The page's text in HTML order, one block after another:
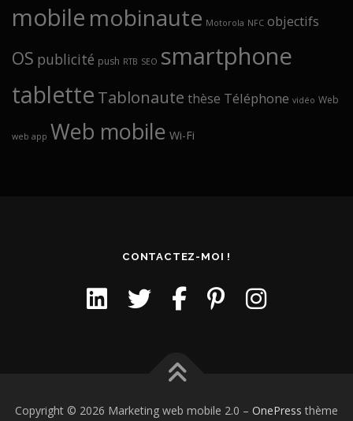
mobile mobinaute Motorola NFC objectifs
OS publicité push RTB SEO smartphone
tablette Tablonaute thèse Téléphone vidéo Web
web app Web mobile Wi-Fi
CONTACTEZ-MOI !
Copyright © 2026 Marketing web mobile 2.0 – OnePress thème